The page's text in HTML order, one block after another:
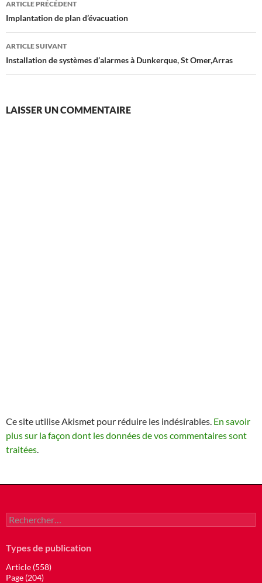
des
articles
ARTICLE PRÉCÉDENT
Implantation de plan d’évacuation
ARTICLE SUIVANT
Installation de systèmes d’alarmes à Dunkerque, St Omer,Arras
LAISSER UN COMMENTAIRE
Ce site utilise Akismet pour réduire les indésirables. En savoir
plus sur la façon dont les données de vos commentaires sont
traitées
Rechercher :
Types de publication
Article (558)
Page (204)